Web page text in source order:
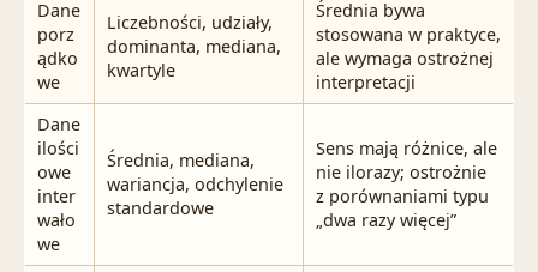
Dane
porz
ądko
we
Liczebności, udziały,
dominanta, mediana,
kwartyle
Średnia bywa
stosowana w praktyce,
ale wymaga ostrożnej
interpretacji
Dane
ilości
owe
inter
wało
we
Średnia, mediana,
wariancja, odchylenie
standardowe
Sens mają różnice, ale
nie ilorazy; ostrożnie
z porównaniami typu
„dwa razy więcej”